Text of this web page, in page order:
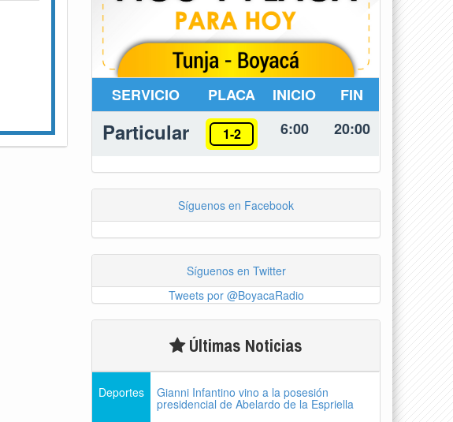
SERVICIO PLACA INICIO FIN
Particular 1-2 6:00 20:00
Síguenos en Facebook
Síguenos en Twitter
Tweets por @BoyacaRadio
Últimas Noticias
Deportes Gianni Infantino vino a la posesión
presidencial de Abelardo de la Espriella